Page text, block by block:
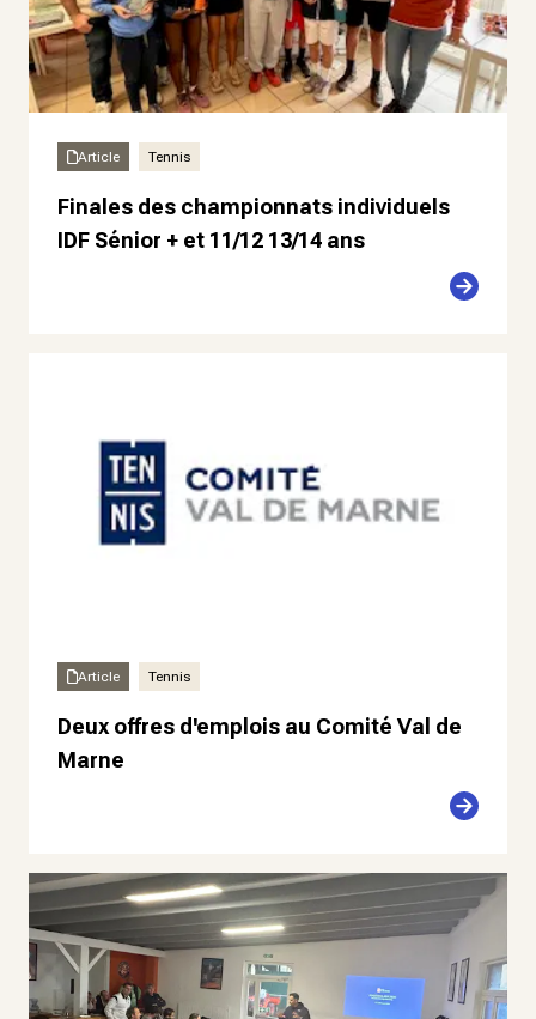
Article Tennis
Finales des championnats individuels
IDF Sénior + et 11/12 13/14 ans
Article Tennis
Deux offres d'emplois au Comité Val de
Marne